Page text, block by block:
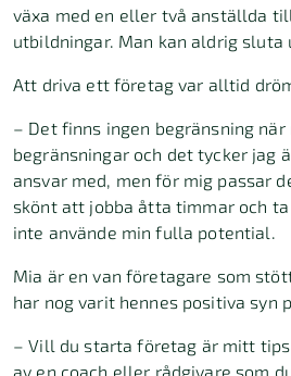
växa med en eller två anställda
utbildningar. Man kan aldrig
Att driva ett företag var alltid
– Det finns ingen begränsning
begränsningar och det tycker jag
ansvar med, men för mig passar
skönt att jobba åtta timmar och
inte använde min fulla potential.
Mia är en van företagare som
har nog varit hennes positiva syn
– Vill du starta företag är mitt
av en coach eller rådgivare som